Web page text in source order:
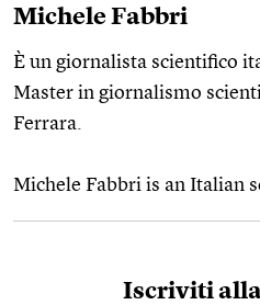
Michele Fabbri
È un giornalista scientifico
Master in giornalismo
Ferrara.
Michele Fabbri is an Italian
Iscriviti